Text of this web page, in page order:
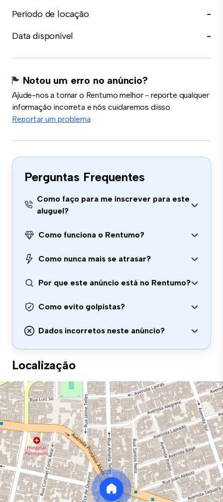
Período de locação
-
Data disponível
-
Notou um erro no anúncio?
Ajude-nos a tornar o Rentumo melhor - reporte qualquer
informação incorreta e nós cuidaremos disso.
Reportar um problema
Perguntas Frequentes
Como faço para me inscrever para este
aluguel?
Como funciona o Rentumo?
Como nunca mais se atrasar?
Por que este anúncio está no Rentumo?
Como evito golpistas?
Dados incorretos neste anúncio?
Localização